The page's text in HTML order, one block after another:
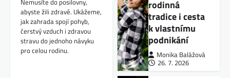
Nemusíte do posilovny,
abyste žili zdravě. Ukážeme,
jak zahrada spojí pohyb,
čerstvý vzduch i zdravou
stravu do jednoho návyku
pro celou rodinu.
rodinná
tradice i cesta
k vlastnímu
podnikání
Monika Balážová
26. 7. 2026